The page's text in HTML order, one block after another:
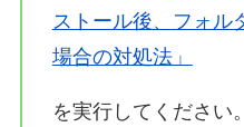
ストール後、フォル
場合の対処法」
を実行してください。